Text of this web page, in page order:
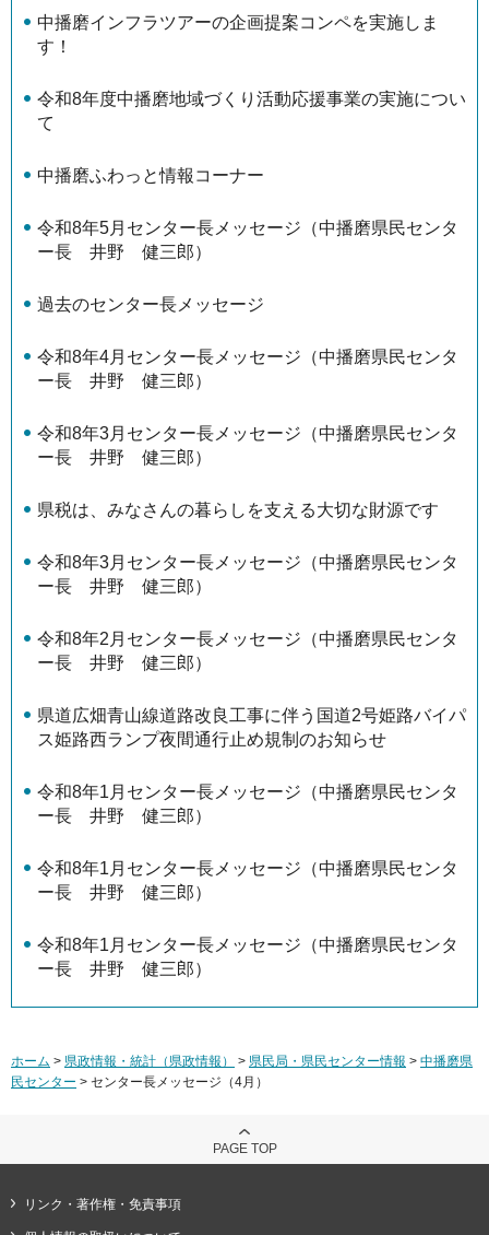
中播磨インフラツアーの企画提案コンペを実施しま
す！
令和8年度中播磨地域づくり活動応援事業の実施につい
て
中播磨ふわっと情報コーナー
令和8年5月センター長メッセージ（中播磨県民センタ
ー長 井野 健三郎）
過去のセンター長メッセージ
令和8年4月センター長メッセージ（中播磨県民センタ
ー長 井野 健三郎）
令和8年3月センター長メッセージ（中播磨県民センタ
ー長 井野 健三郎）
県税は、みなさんの暮らしを支える大切な財源です
令和8年3月センター長メッセージ（中播磨県民センタ
ー長 井野 健三郎）
令和8年2月センター長メッセージ（中播磨県民センタ
ー長 井野 健三郎）
県道広畑青山線道路改良工事に伴う国道2号姫路バイパ
ス姫路西ランプ夜間通行止め規制のお知らせ
令和8年1月センター長メッセージ（中播磨県民センタ
ー長 井野 健三郎）
令和8年1月センター長メッセージ（中播磨県民センタ
ー長 井野 健三郎）
令和8年1月センター長メッセージ（中播磨県民センタ
ー長 井野 健三郎）
ホーム > 県政情報・統計（県政情報） > 県民局・県民センター情報 > 中播磨県
民センター > センター長メッセージ（4月）
PAGE TOP
リンク・著作権・免責事項